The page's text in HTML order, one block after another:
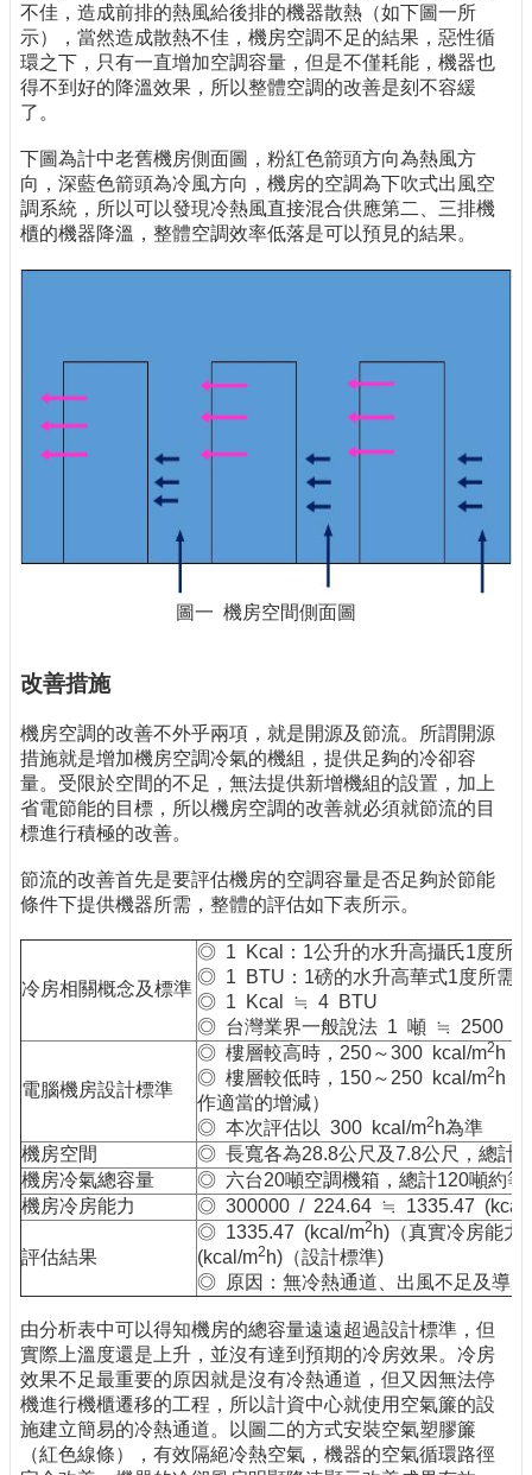
不佳，造成前排的熱風給後排的機器散熱（如下圖一所
示），當然造成散熱不佳，機房空調不足的結果，惡性循
環之下，只有一直增加空調容量，但是不僅耗能，機器也
得不到好的降溫效果，所以整體空調的改善是刻不容緩
了。
下圖為計中老舊機房側面圖，粉紅色箭頭方向為熱風方
向，深藍色箭頭為冷風方向，機房的空調為下吹式出風空
調系統，所以可以發現冷熱風直接混合供應第二、三排機
櫃的機器降溫，整體空調效率低落是可以預見的結果。
圖一 機房空間側面圖
改善措施
機房空調的改善不外乎兩項，就是開源及節流。所謂開源
措施就是增加機房空調冷氣的機組，提供足夠的冷卻容
量。受限於空間的不足，無法提供新增機組的設置，加上
省電節能的目標，所以機房空調的改善就必須就節流的目
標進行積極的改善。
節流的改善首先是要評估機房的空調容量是否足夠於節能
條件下提供機器所需，整體的評估如下表所示。
冷房相關概念及標準
◎ 1 Kcal：1公升的水升高攝氏1度所
◎ 1 BTU：1磅的水升高華式1度所需
◎ 1 Kcal ≒ 4 BTU
◎ 台灣業界一般說法 1 噸 ≒ 2500
電腦機房設計標準
◎ 樓層較高時，250～300 kcal/m2 h
◎ 樓層較低時，150～250 kcal/m2 h
作適當的增減）
◎ 本次評估以 300 kcal/m2 h為準
機房空間
◎ 長寬各為28.8公尺及7.8公尺，總計
機房冷氣總容量
◎ 六台20噸空調機箱，總計120噸約
機房冷房能力
◎ 300000 / 224.64 ≒ 1335.47 (kcal/
評估結果
◎ 1335.47 (kcal/m2 h)（真實冷房能
(kcal/m2 h)（設計標準)
◎ 原因：無冷熱通道、出風不足及導
由分析表中可以得知機房的總容量遠遠超過設計標準，但
實際上溫度還是上升，並沒有達到預期的冷房效果。冷房
效果不足最重要的原因就是沒有冷熱通道，但又因無法停
機進行機櫃遷移的工程，所以計資中心就使用空氣簾的設
施建立簡易的冷熱通道。以圖二的方式安裝空氣塑膠簾
（紅色線條），有效隔絕冷熱空氣，機器的空氣循環路徑